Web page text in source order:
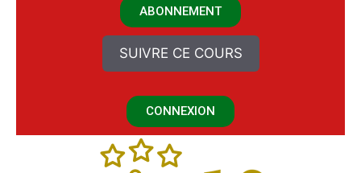
ABONNEMENT
SUIVRE CE COURS
CONNEXION